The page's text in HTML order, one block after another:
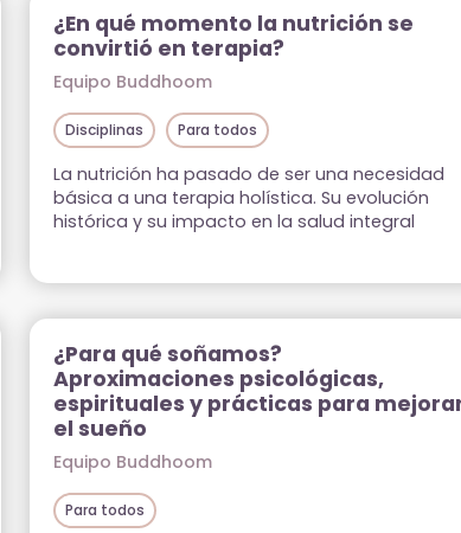
¿En qué momento la nutrición se
convirtió en terapia?
Equipo Buddhoom
Disciplinas Para todos
La nutrición ha pasado de ser una necesidad
básica a una terapia holística. Su evolución
histórica y su impacto en la salud integral
¿Para qué soñamos?
Aproximaciones psicológicas,
espirituales y prácticas para
el sueño
Equipo Buddhoom
Para todos